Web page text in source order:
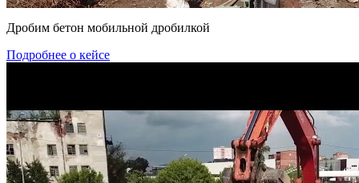
Дробим бетон мобильной дробилкой
Подробнее о кейсе